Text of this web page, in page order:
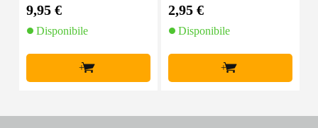
9,95 €
Disponibile
+
2,95 €
Disponibile
+